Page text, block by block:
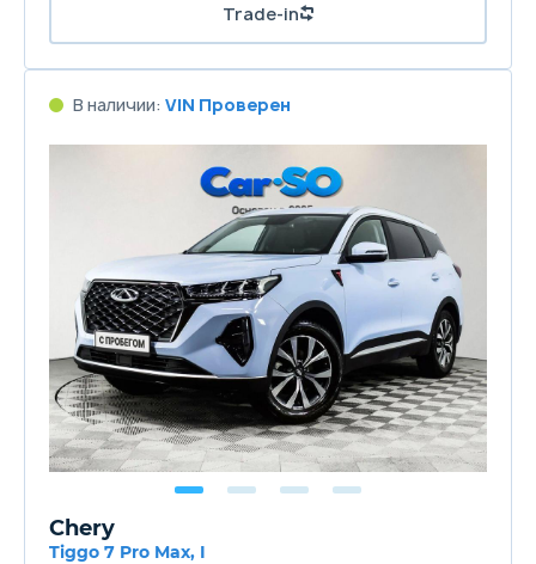
Trade-in
В наличии: VIN Проверен
Chery
Tiggo 7 Pro Max, I